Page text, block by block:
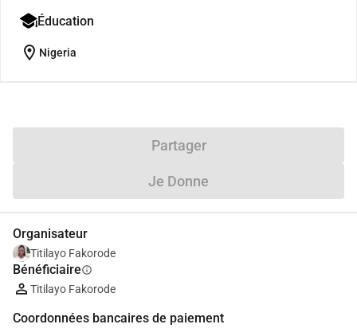
Éducation
location_on Nigeria
Partager
Je Donne
Organisateur
Titilayo Fakorode
Bénéficiaireinfo
Titilayo Fakorode
Coordonnées bancaires de paiement